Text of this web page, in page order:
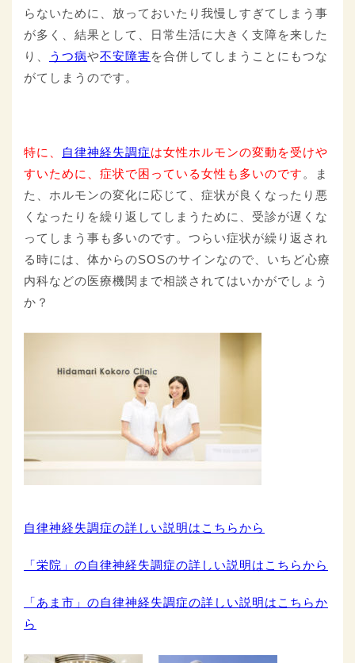
らないために、放っておいたり我慢しすぎてしまう事
が多く、結果として、日常生活に大きく支障を来した
り、
うつ病や不安障害を合併してしまうことにもつな
がてしまうのです。
特に、 自律神経失調症は女性ホルモンの変動を受けや
すいために、症状で困っている女性も多いのです 。ま
た、ホルモンの変化に応じて、症状が良くなったり悪
くなったりを繰り返してしまうために、受診が遅くな
ってしまう事も多いのです。つらい症状が繰り返され
る時には、体からのSOSのサインなので、いちど心療
内科などの医療機関まで相談されてはいかがでしょう
か？
自律神経失調症の詳しい説明はこちらから
「栄院」の自律神経失調症の詳しい説明はこちらから
「あま市」の自律神経失調症の詳しい説明はこちらか
ら